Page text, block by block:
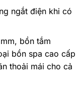
ngắt điện khi có
bồn tắm
bồn spa cao cấp
thoải mái cho cả